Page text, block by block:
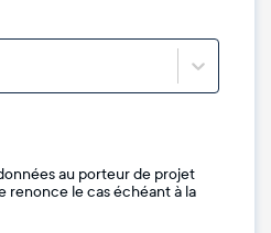
au porteur de projet
renonce le cas échéant à la